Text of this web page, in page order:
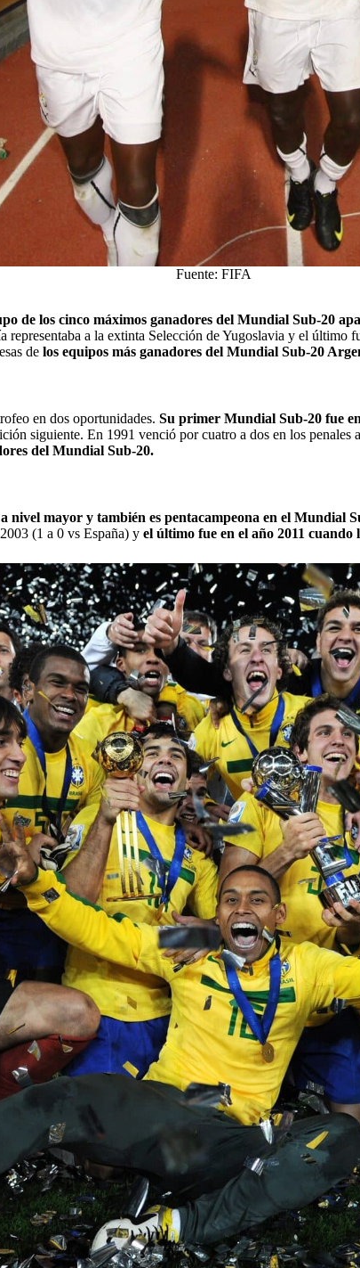
Fuente: FIFA
de los cinco máximos ganadores del Mundial Sub-20
representaba a la extinta Selección de Yugoslavia y el último
de los equipos más ganadores del Mundial Sub-20
en dos oportunidades. Su primer Mundial Sub-20 fue
siguiente. En 1991 venció por cuatro a dos en los penales
del Mundial Sub-20.
nivel mayor y también es pentacampeona en el Mundial
(1 a 0 vs España) y el último fue en el año 2011